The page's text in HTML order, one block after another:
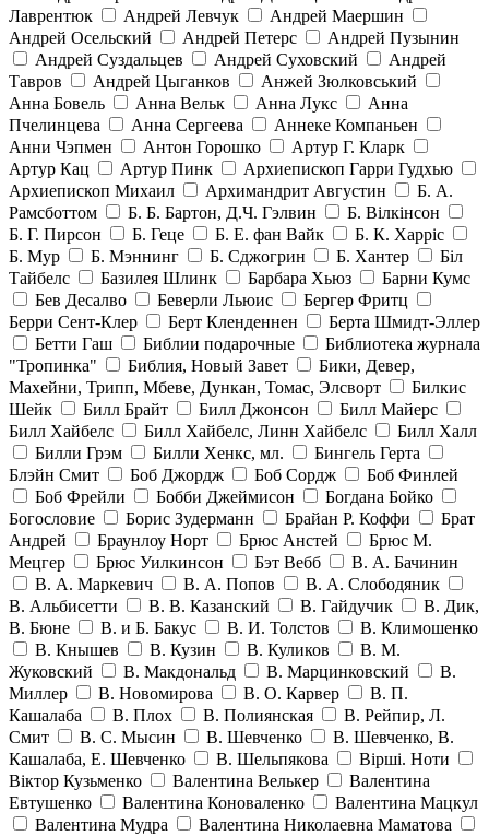
Лаврентюк
Андрей Левчук
Андрей Маершин
Андрей Осельский
Андрей Петерс
Андрей Пузынин
Андрей Суздальцев
Андрей Суховский
Андрей
Тавров
Андрей Цыганков
Анжей Зюлковський
Анна Бовель
Анна Вельк Анна Лукс
Анна
Пчелинцева
Анна Сергеева
Аннеке Компаньен
Анни Чэпмен
Антон Горошко
Артур Г. Кларк
Артур Кац
Артур Пинк
Архиепископ Гарри Гудхью
Архиепископ Михаил
Архимандрит Августин
Б. А.
Рамсботтом
Б. Б. Бартон, Д.Ч. Гэлвин
Б. Вілкінсон
Б. Г. Пирсон
Б. Геце Б. Е. фан Вайк
Б. К. Харріс
Б. Мур
Б. Мэннинг Б. Сджогрин Б. Хантер
Біл
Тайбелс
Базилея Шлинк Барбара Хьюз
Барни Кумс
Бев Десалво
Беверли Льюис
Бергер Фритц
Берри Сент-Клер
Берт Кленденнен
Берта Шмидт-Эллер
Бетти Гаш
Библии подарочные
Библиотека журнала
"Тропинка"
Библия, Новый Завет
Бики, Девер,
Махейни, Трипп, Мбеве, Дункан, Томас, Элсворт
Билкис
Шейк
Билл Брайт Билл Джонсон
Билл Майерс
Билл Хайбелс
Билл Хайбелс, Линн Хайбелс
Билл Халл
Билли Грэм
Билли Хенкс, мл.
Бингель Герта
Блэйн Смит
Боб Джордж Боб Сордж
Боб Финлей
Боб Фрейли
Бобби Джеймисон
Богдана Бойко
Богословие
Борис Зудерманн Брайан Р. Коффи
Брат
Андрей
Браунлоу Норт Брюс Анстей
Брюс М.
Мецгер
Брюс Уилкинсон Бэт Вебб
В. А. Бачинин
В. А. Маркевич
В. А. Попов
В. А. Слободяник
В. Альбисетти
В. В. Казанский В. Гайдучик
В. Дик,
В. Бюне
В. и Б. Бакус В. И. Толстов
В. Климошенко
В. Кнышев
В. Кузин В. Куликов
В. М.
Жуковский
В. Макдональд В. Марцинковский
В.
Миллер
В. Новомирова В. О. Карвер
В. П.
Кашалаба
В. Плох В. Полиянская
В. Рейпир, Л.
Смит
В. С. Мысин В. Шевченко
В. Шевченко, В.
Кашалаба, Е. Шевченко
В. Шельпякова
Вiршi. Ноти
Віктор Кузьменко
Валентина Велькер
Валентина
Евтушенко
Валентина Коноваленко
Валентина Мацкул
Валентина Мудра
Валентина Николаевна Маматова